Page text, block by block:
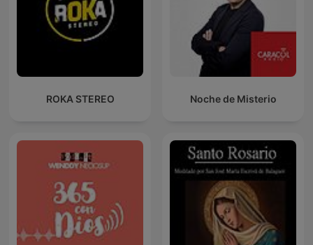
ROKA STEREO Noche de Misterio